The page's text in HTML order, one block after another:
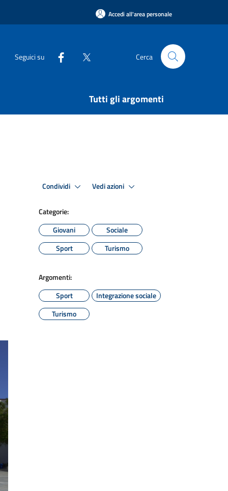
Accedi all'area personale
Seguici su Cerca
Tutti gli argomenti
Condividi Vedi azioni
Categorie:
Giovani
Sociale
Sport
Turismo
Argomenti:
Sport
Integrazione sociale
Turismo